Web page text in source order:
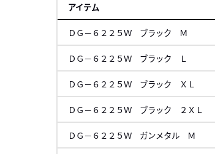
アイテム
ＤＧ－６２２５Ｗ ブラック Ｍ
ＤＧ－６２２５Ｗ ブラック Ｌ
ＤＧ－６２２５Ｗ ブラック ＸＬ
ＤＧ－６２２５Ｗ ブラック ２ＸＬ
ＤＧ－６２２５Ｗ ガンメタル Ｍ